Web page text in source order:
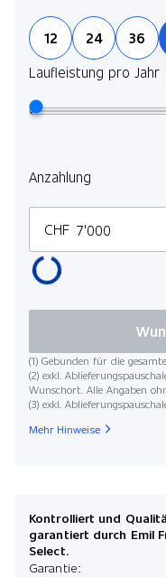
12 24 36
Laufleistung pro Jahr
Anzahlung
CHF
(1) Gebunden für die
(2) exkl.
Wunschort. Alle Angaben
(3) exkl.
Mehr Hinweise
Kontrolliert und
garantiert durch Emil
Select.
Garantie: